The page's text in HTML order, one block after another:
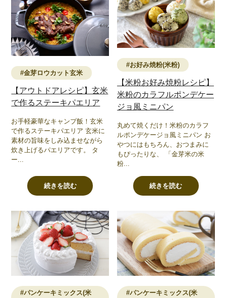
#金芽ロウカット玄米
【アウトドアレシピ】玄米
で作るステーキパエリア
お手軽豪華なキャンプ飯！玄米
で作るステーキパエリア 玄米に
素材の旨味をしみ込ませながら
炊き上げるパエリアです。 タ
ー...
続きを読む
#お好み焼粉(米粉)
【米粉お好み焼粉レシピ】
米粉のカラフルポンデケー
ジョ風ミニパン
丸めて焼くだけ！米粉のカラフ
ルポンデケージョ風ミニパン お
やつにはもちろん、おつまみに
もぴったりな、 「金芽米の米
粉...
続きを読む
#パンケーキミックス(米
#パンケーキミックス(米